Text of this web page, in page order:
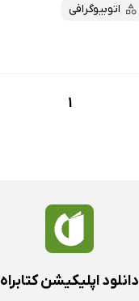
اتوبیوگرافی
1
دانلود اپلیکیشن کتابراه